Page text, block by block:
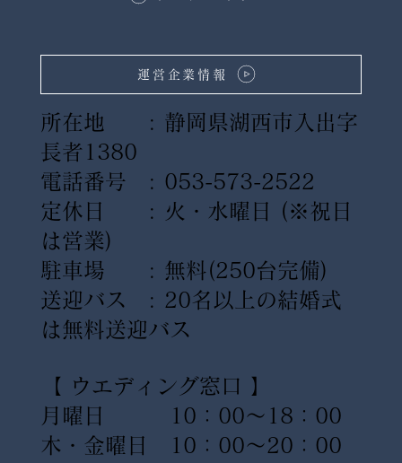
所在地 : 静岡県湖西市入出字
長者1380
電話番号 : 053-573-2522
定休日 : 火・水曜日
(※祝日
は営業)
駐車場 : 無料(250台完備)
送迎バス : 20名以上の結婚式
は無料送迎バス
【 ウエディング窓口 】
月曜日 10：00〜18：00
木・金曜日 10：00〜20：00
運営企業情報